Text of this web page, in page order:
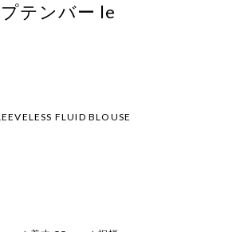
テンバー le
FLUID BLOUSE